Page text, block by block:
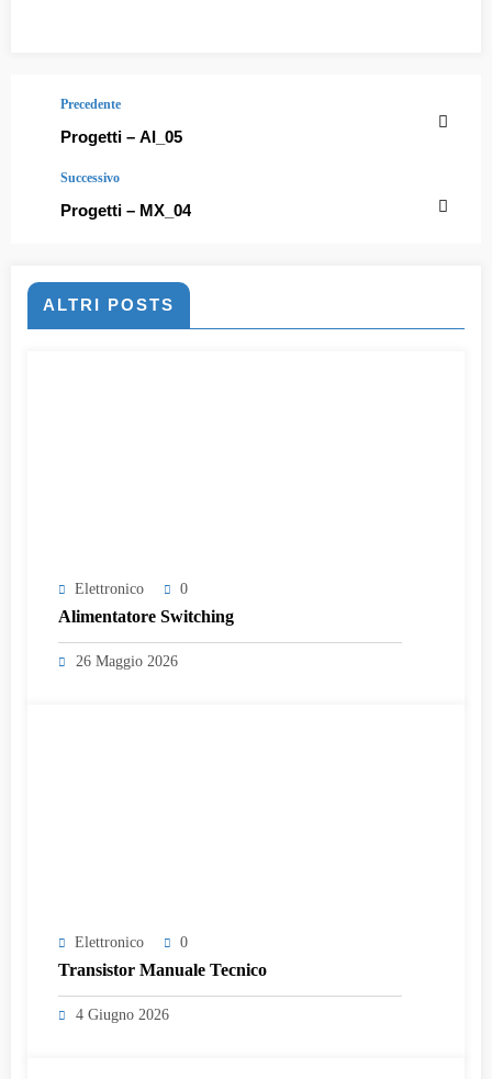
Precedente
Progetti – AI_05
Successivo
Progetti – MX_04
ALTRI POSTS
Elettronico 0
Alimentatore Switching
26 Maggio 2026
Elettronico 0
Transistor Manuale Tecnico
4 Giugno 2026